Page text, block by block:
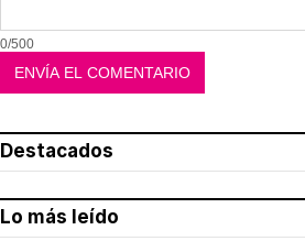
0/500
Destacados
Lo más leído